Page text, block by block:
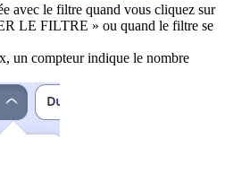
avec le filtre quand vous cliquez sur
LE FILTRE » ou quand le filtre se
un compteur indique le nombre